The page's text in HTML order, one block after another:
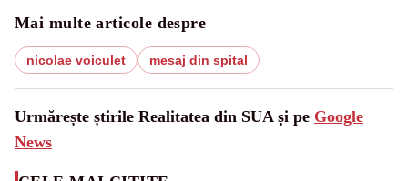
Mai multe articole despre
nicolae voiculet mesaj din spital
Urmărește știrile Realitatea din SUA și pe Google
News